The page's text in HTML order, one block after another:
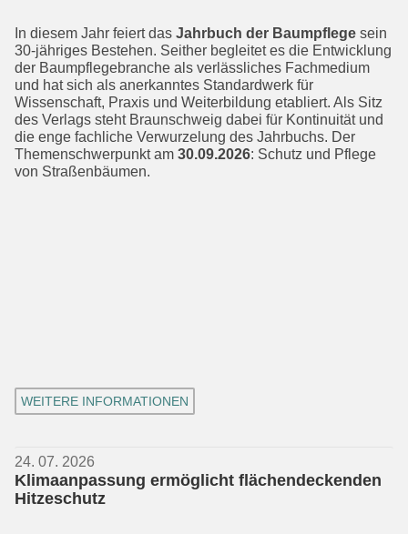
In diesem Jahr feiert das Jahrbuch der Baumpflege sein
30-jähriges Bestehen. Seither begleitet es die Entwicklung
der Baumpflegebranche als verlässliches Fachmedium
und hat sich als anerkan­ntes Standardwerk für
Wissenschaft, Praxis und Weiterbildung etabliert. Als Sitz
des Verlags steht Braunschweig dabei für Kontinuität und
die enge fach­liche Verwurzelung des Jahrbuchs. Der
Themenschwerpunkt am 30.09.2026: Schutz und Pflege
von Straßenbäumen.
WEITERE INFORMATIONEN
24. 07. 2026
Klimaanpassung ermöglicht flächendeckenden
Hitzeschutz